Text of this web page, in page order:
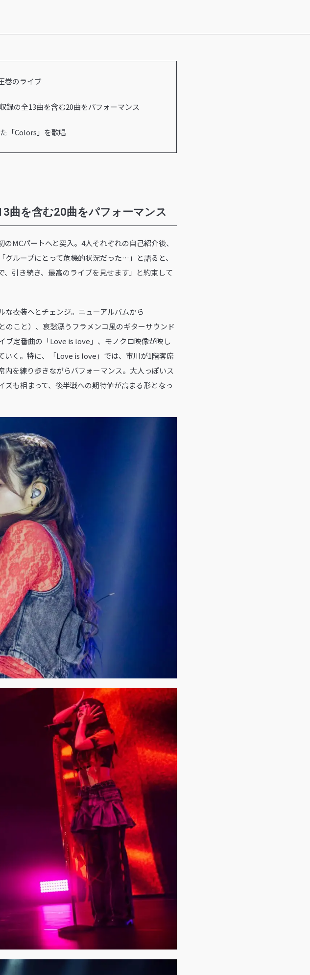
巻のライブ
録の全13曲を含む20曲をパフォーマンス
「Colors」を歌唱
曲を含む20曲をパフォーマンス
MCパートへと突入。4人それぞれの自己紹介後、
ループにとって危機的状況だった…」と語ると、
引き続き、最高のライブを見せます」と約束して
衣装へとチェンジ。ニューアルバムから
のこと）、哀愁漂うフラメンコ風のギターサウンド
ブ定番曲の「Love is love」、モノクロ映像が映し
いく。特に、「Love is love」では、市川が1階客席
を練り歩きながらパフォーマンス。大人っぽいス
も相まって、後半戦への期待値が高まる形となっ